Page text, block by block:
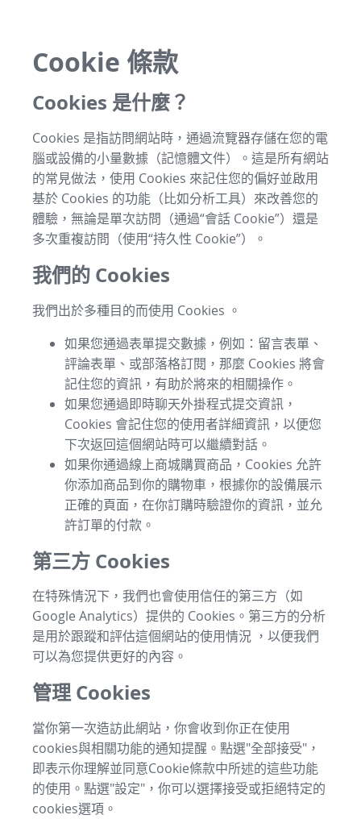
Cookie 條款
Cookies 是什麼？
Cookies 是指訪問網站時，通過流覽器存儲在您的電
腦或設備的小量數據（記憶體文件）。這是所有網站
的常見做法，使用 Cookies 來記住您的偏好並啟用
基於 Cookies 的功能（比如分析工具）來改善您的
體驗，無論是單次訪問（通過“會話 Cookie”）還是
多次重複訪問（使用“持久性 Cookie”）。
我們的 Cookies
我們出於多種目的而使用 Cookies 。
如果您通過表單提交數據，例如：留言表單、
評論表單、或部落格訂閱，那麼 Cookies 將會
記住您的資訊，有助於將來的相關操作。
如果您通過即時聊天外掛程式提交資訊，
Cookies 會記住您的使用者詳細資訊，以便您
下次返回這個網站時可以繼續對話。
如果你通過線上商城購買商品，Cookies 允許
你添加商品到你的購物車，根據你的設備展示
正確的頁面，在你訂購時驗證你的資訊，並允
許訂單的付款。
第三方 Cookies
在特殊情況下，我們也會使用信任的第三方（如
Google Analytics）提供的 Cookies。第三方的分析
是用於跟蹤和評估這個網站的使用情況 ，以便我們
可以為您提供更好的內容。
管理 Cookies
當你第一次造訪此網站，你會收到你正在使用
cookies與相關功能的通知提醒。點選"全部接受"，
即表示你理解並同意Cookie條款中所述的這些功能
的使用。點選"設定"，你可以選擇接受或拒絕特定的
cookies選項。